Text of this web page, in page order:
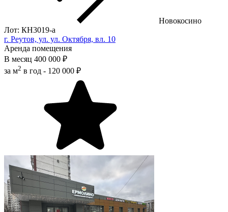
Новокосино
Лот: КН3019-a
г. Реутов, ул. ул. Октября, вл. 10
Аренда помещения
В месяц 400 000 ₽
за м2 в год - 120 000 ₽